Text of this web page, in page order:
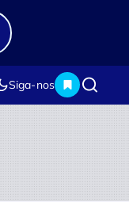
Siga-nos